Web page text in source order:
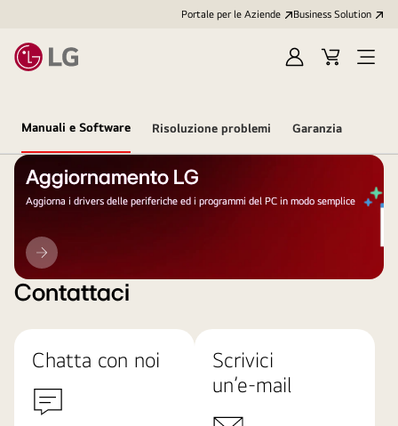
Portale per le Aziende Business Solution
AccediCart
Open
Manuali e Software Risoluzione problemi Garanzia
Aggiornamento LG
Aggiorna i drivers delle periferiche ed i programmi del PC in modo semplice
Aggiornamento
LG
Contattaci
Chatta con noi
Scrivici
un’e-mail